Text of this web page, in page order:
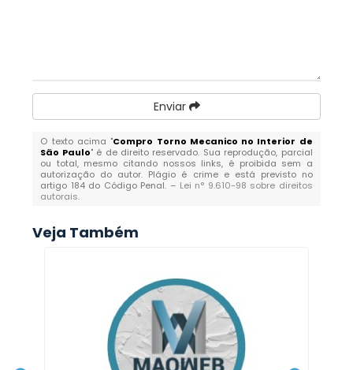
Enviar
O texto acima "Compro Torno Mecanico no Interior de
São Paulo" é de direito reservado. Sua reprodução, parcial
ou total, mesmo citando nossos links, é proibida sem a
autorização do autor. Plágio é crime e está previsto no
artigo 184 do Código Penal. – Lei n° 9.610-98 sobre direitos
autorais.
Veja Também